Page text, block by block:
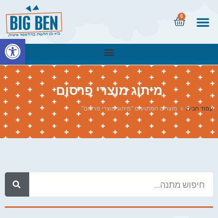
0
מיתוג מוצרי פרסום
עמוד הבית > מוצרים המתויגים “מיתוג מוצרי פרסום”